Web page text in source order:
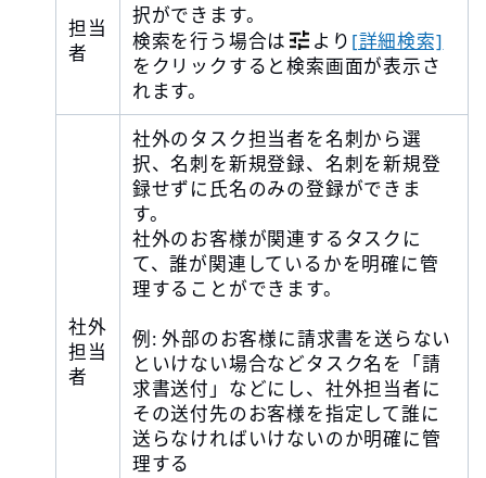
担当
者
択ができます。
検索を行う場合は
より [詳細検索]
をクリックすると検索画面が表示さ
れます。
社外
担当
者
社外のタスク担当者を名刺から選
択、名刺を新規登録、名刺を新規登
録せずに氏名のみの登録ができま
す。
社外のお客様が関連するタスクに
て、誰が関連しているかを明確に管
理することができます。
例: 外部のお客様に請求書を送らない
といけない場合などタスク名を「請
求書送付」などにし、社外担当者に
その送付先のお客様を指定して誰に
送らなければいけないのか明確に管
理する